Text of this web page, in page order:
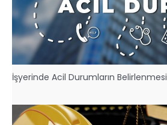
İşyerinde Acil Durumların Belirlenmesi